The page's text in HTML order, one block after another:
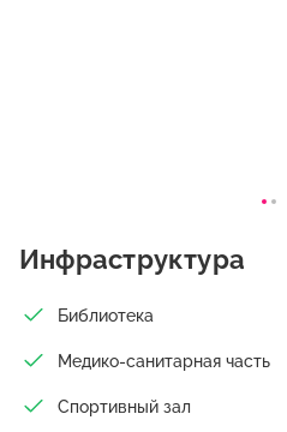
Инфраструктура
Библиотека
Медико-санитарная часть
Спортивный зал